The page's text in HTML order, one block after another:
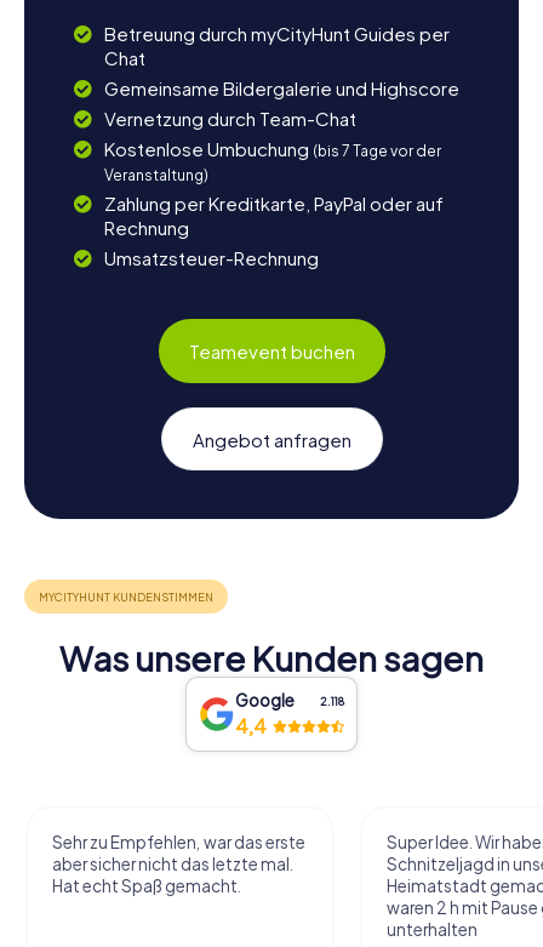
Betreuung durch myCityHunt Guides per
Chat
Gemeinsame Bildergalerie und Highscore
Vernetzung durch Team-Chat
Kostenlose Umbuchung (bis 7 Tage vor der
Veranstaltung)
Zahlung per Kreditkarte, PayPal oder auf
Rechnung
Umsatzsteuer-Rechnung
Teamevent buchen
Angebot anfragen
Was unsere Kunden sagen
Google 2.118
4,4
Sehr zu Empfehlen, war das erste
aber sicher nicht das letzte mal.
Hat echt Spaß gemacht.
Super Idee. Wir
Schnitzeljagd in
Heimatstadt
waren 2 h mit
unterhalten